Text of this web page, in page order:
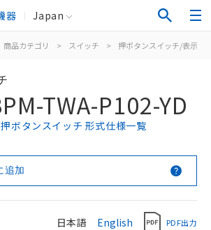
器 Japan
商品カテゴリ > スイッチ > 押ボタンスイッチ/表示灯
TWA-P102-YD
ボタンスイッチ 形式仕様一覧
追加
日本語 English PDF出力